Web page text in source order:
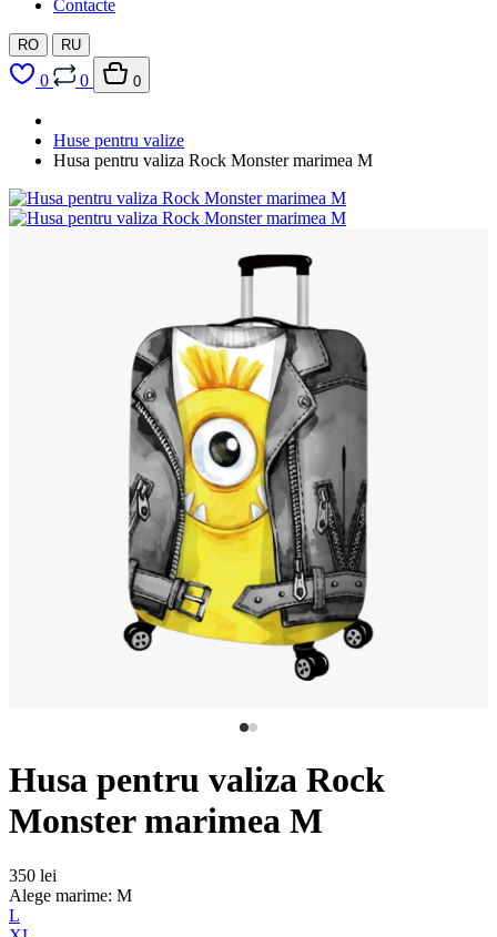
Contacte
RO RU
0 0 0
Huse pentru valize
Husa pentru valiza Rock Monster marimea M
Husa pentru valiza Rock
Monster marimea M
350 lei
Alege marime: M
L